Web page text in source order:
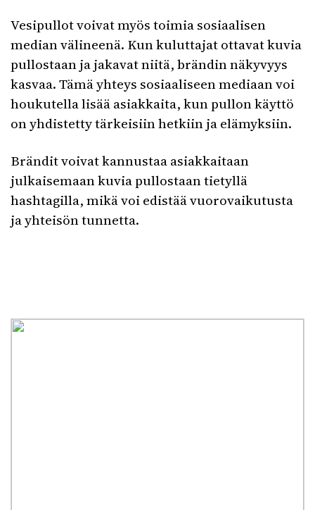
Vesipullot voivat myös toimia sosiaalisen
median välineenä. Kun kuluttajat ottavat kuvia
pullostaan ja jakavat niitä, brändin näkyvyys
kasvaa. Tämä yhteys sosiaaliseen mediaan voi
houkutella lisää asiakkaita, kun pullon käyttö
on yhdistetty tärkeisiin hetkiin ja elämyksiin.
Brändit voivat kannustaa asiakkaitaan
julkaisemaan kuvia pullostaan tietyllä
hashtagilla, mikä voi edistää vuorovaikutusta
ja yhteisön tunnetta.